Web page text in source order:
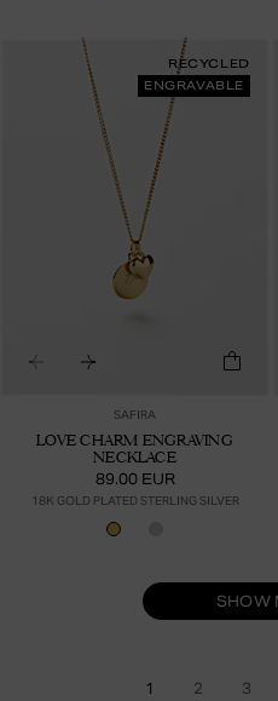
RECYCLED
ENGRAVABLE
SAFIRA
LOVE CHARM ENGRAVING
NECKLACE
89.00 EUR
18K GOLD PLATED STERLING SILVER
SHOW
1 2 3